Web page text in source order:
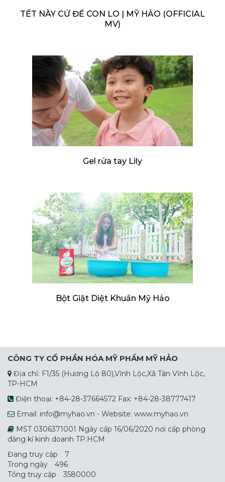
TẾT NÀY CỨ ĐỂ CON LO | MỸ HẢO (OFFICIAL
MV)
Gel rửa tay Lily
Bột Giặt Diệt Khuẩn Mỹ Hảo
CÔNG TY CỔ PHẦN HÓA MỸ PHẨM MỸ HẢO
Địa chỉ: F1/35 (Hương Lộ 80),Vĩnh Lộc,Xã Tân Vĩnh Lộc,
TP-HCM
Điện thoại: +84-28-37664572 Fax: +84-28-38777417
Email: info@myhao.vn - Website: www.myhao.vn
MST 0306371001 Ngày cấp 16/06/2020 nơi cấp phòng
đăng kí kinh doanh TP.HCM
Đang truy cập
7
Trong ngày
496
Tổng truy cập
3580000